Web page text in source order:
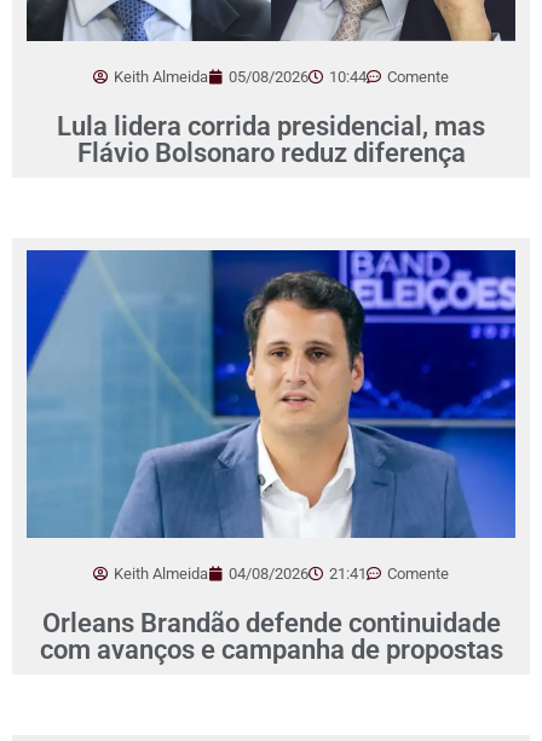
Keith Almeida 05/08/2026 10:44 Comente
Lula lidera corrida presidencial, mas
Flávio Bolsonaro reduz diferença
Keith Almeida 04/08/2026 21:41 Comente
Orleans Brandão defende continuidade
com avanços e campanha de propostas